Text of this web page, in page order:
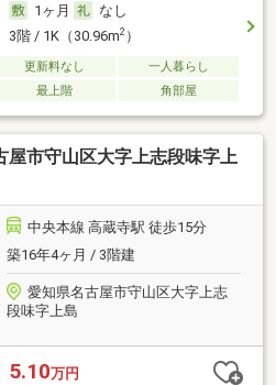
1ヶ月
なし
3階 / 1K（30.96m2）
更新料なし
一人暮らし
最上階 角部屋
屋市守山区大字上志段味字上
中央本線 高蔵寺駅 徒歩15分
築16年4ヶ月 / 3階建
愛知県名古屋市守山区大字上志
段味字上島
5.10万円